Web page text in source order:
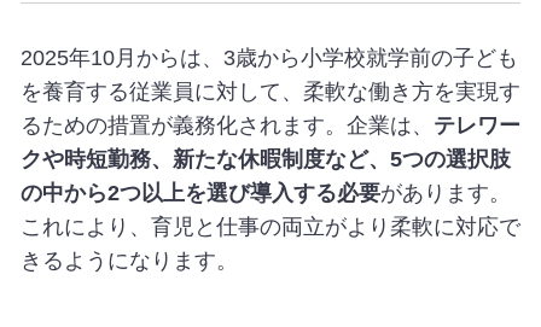
2025年10月からは、3歳から小学校就学前の子ども
を養育する従業員に対して、柔軟な働き方を実現す
るための措置が義務化されます。企業は、 テレワー
クや時短勤務、新たな休暇制度など、5つの選択肢
の中から2つ以上を選び導入する必要があります。
これにより、育児と仕事の両立がより柔軟に対応で
きるようになります。